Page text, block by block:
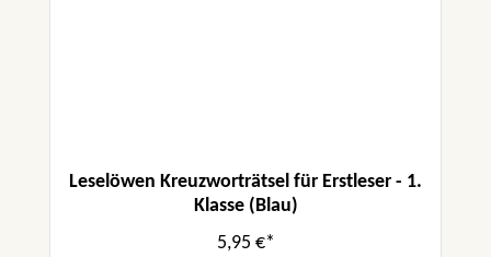
Leselöwen Kreuzworträtsel für Erstleser - 1.
Klasse (Blau)
5,95 €*